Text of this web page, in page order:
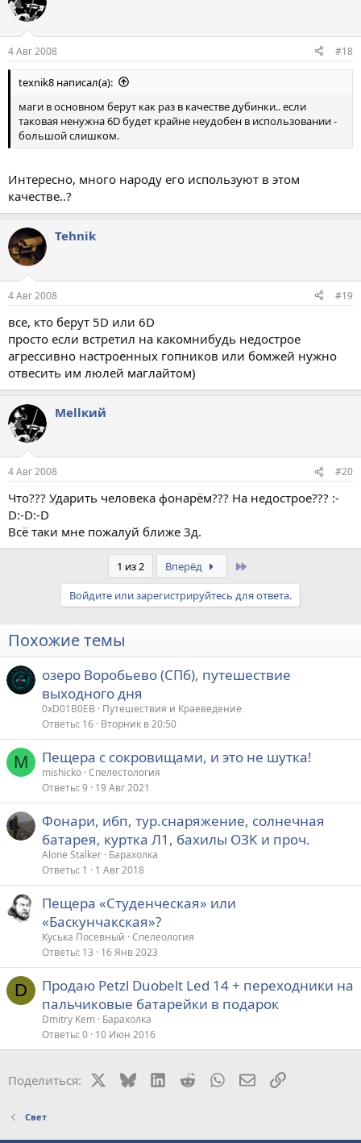
4 Авг 2008 #18
texnik8 написал(а):
маги в основном берут как раз в качестве дубинки.. если
таковая ненужна 6D будет крайне неудобен в использовании -
большой слишком.
Интересно, много народу его используют в этом
качестве..?
Tehnik
4 Авг 2008 #19
все, кто берут 5D или 6D
просто если встретил на какомнибудь недострое
агрессивно настроенных гопников или бомжей нужно
отвесить им люлей маглайтом)
Меllкий
4 Авг 2008 #20
Что??? Ударить человека фонарём??? На недострое??? :-
D:-D:-D
Всё таки мне пожалуй ближе 3д.
1 из 2 Вперёд
Войдите или зарегистрируйтесь для ответа.
Похожие темы
озеро Воробьево (СПб), путешествие
выходного дня
0xD01B0EB
Путешествия и Краеведение
Ответы 16 Вторник в 20:50
M Пещера с сокровищами, и это не шутка!
mishicko Спелестология
Ответы 9 19 Авг 2021
Фонари, ибп, тур.снаряжение, солнечная
батарея, куртка Л1, бахилы ОЗК и проч.
Alone Stalker Барахолка
Ответы 1 1 Авг 2018
Пещера «Студенческая» или
«Баскунчакская»?
Куська Посевный Спелеология
Ответы 13 16 Янв 2023
D
Продаю Petzl Duobelt Led 14 + переходники на
пальчиковые батарейки в подарок
Dmitry Kem Барахолка
Ответы 0 10 Июн 2016
Поделиться: BlueskyLinkedIn
RedditWhatsAppЭлектронная
Ссылка
Свет